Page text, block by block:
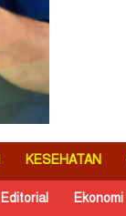
KESEHATAN
Editorial Ekonomi